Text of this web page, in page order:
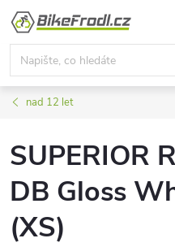
Přejít
obsah
nad 12 let
SUPERIOR
DB Gloss
(XS)